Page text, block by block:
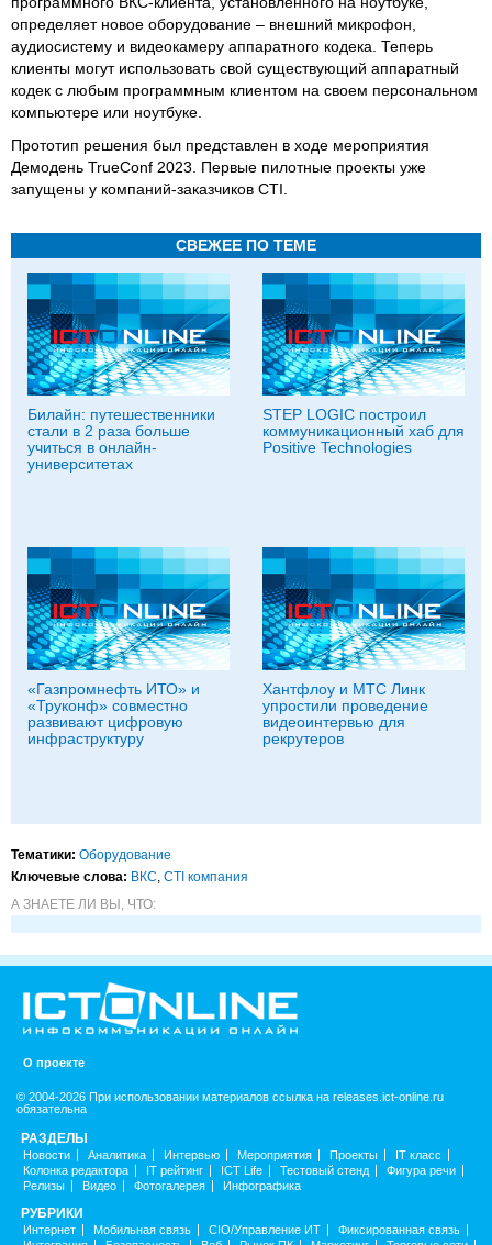
определяет новое оборудование – внешний микрофон,
аудиосистему и видеокамеру аппаратного кодека. Теперь
клиенты могут использовать свой существующий аппаратный
кодек с любым программным клиентом на своем персональном
компьютере или ноутбуке.
Прототип решения был представлен в ходе мероприятия
Демодень TrueConf 2023. Первые пилотные проекты уже
запущены у компаний-заказчиков CTI.
СВЕЖЕЕ ПО ТЕМЕ
Билайн: путешественники
стали в 2 раза больше
учиться в онлайн-
университетах
STEP LOGIC построил
коммуникационный хаб для
Positive Technologies
«Газпромнефть ИТО» и
«Труконф» совместно
развивают цифровую
инфраструктуру
Хантфлоу и МТС Линк
упростили проведение
видеоинтервью для
рекрутеров
Тематики: Оборудование
Ключевые слова: ВКС, CTI компания
А ЗНАЕТЕ ЛИ ВЫ, ЧТО:
О проекте
© 2004-2026 При использовании материалов ссылка на releases.ict-online.ru
обязательна
РАЗДЕЛЫ
Новости Аналитика Интервью Мероприятия Проекты
IT класс
Колонка редактора
IT рейтинг ICT Life Тестовый стенд
Фигура речи
Релизы
Видео Фотогалерея Инфографика
РУБРИКИ
Интернет Мобильная связь CIO/Управление ИТ
Фиксированная связь